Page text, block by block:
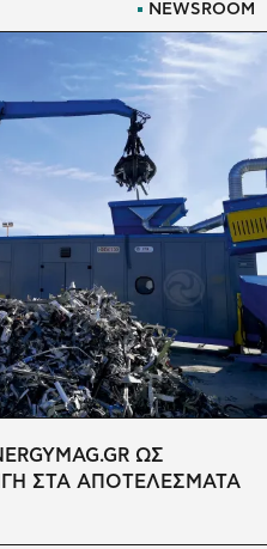
NEWSROOM
ΩΣ
ΣΤΑ ΑΠΟΤΕΛΕΣΜΑΤΑ